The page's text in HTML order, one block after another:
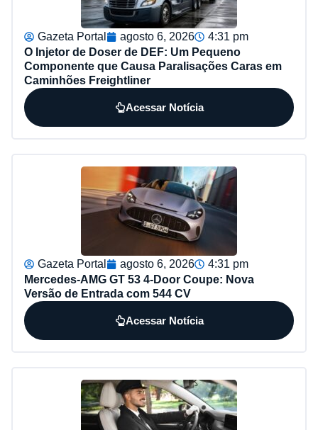
Gazeta Portal agosto 6, 2026
4:31 pm
O Injetor de Doser de DEF: Um Pequeno
Componente que Causa Paralisações Caras em
Caminhões Freightliner
Acessar Notícia
Gazeta Portal agosto 6, 2026
4:31 pm
Mercedes-AMG GT 53 4-Door Coupe: Nova
Versão de Entrada com 544 CV
Acessar Notícia